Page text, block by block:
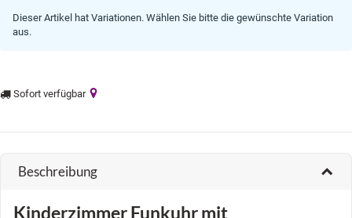
Dieser Artikel hat Variationen. Wählen Sie bitte die gewünschte Variation
aus.
Sofort verfügbar
Beschreibung
Kinderzimmer Funkuhr mit